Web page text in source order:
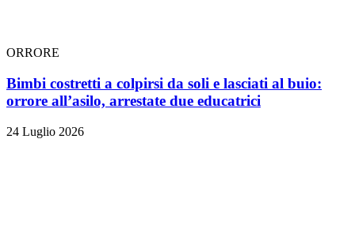
ORRORE
Bimbi costretti a colpirsi da soli e lasciati al buio:
orrore all’asilo, arrestate due educatrici
24 Luglio 2026